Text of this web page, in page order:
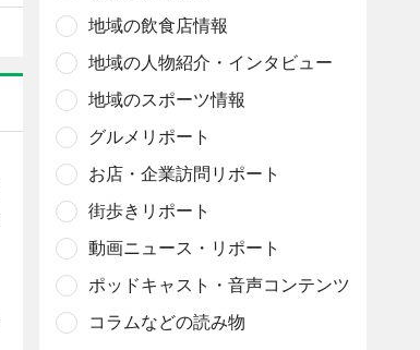
地域の飲食店情報
地域の人物紹介・インタビュー
地域のスポーツ情報
グルメリポート
お店・企業訪問リポート
街歩きリポート
動画ニュース・リポート
ポッドキャスト・音声コンテンツ
コラムなどの読み物